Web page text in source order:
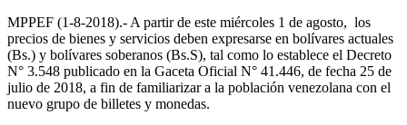
MPPEF (1-8-2018).- A partir de este miércoles 1 de agosto, los
precios de bienes y servicios deben expresarse en bolívares actuales
(Bs.) y bolívares soberanos (Bs.S), tal como lo establece el Decreto
N° 3.548 publicado en la Gaceta Oficial N° 41.446, de fecha 25 de
julio de 2018, a fin de familiarizar a la población venezolana con el
nuevo grupo de billetes y monedas.